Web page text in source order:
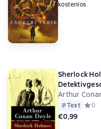
kostenlos
Sherlock
Arthur
Text 0
€0,99